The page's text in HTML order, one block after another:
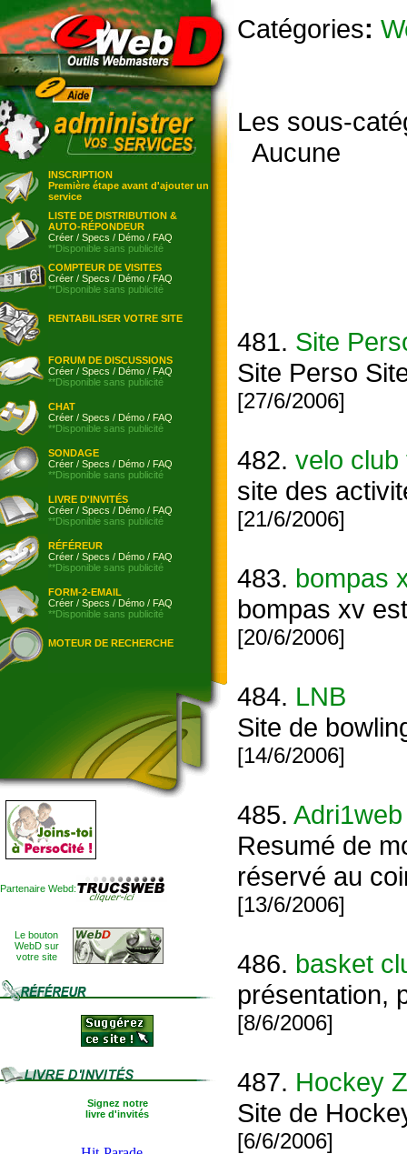
INSCRIPTION
Première étape avant d'ajouter un
service
LISTE DE DISTRIBUTION &
AUTO-RÉPONDEUR
Créer / Specs / Démo / FAQ
**Disponible sans publicité
COMPTEUR DE VISITES
Créer / Specs / Démo / FAQ
**Disponible sans publicité
RENTABILISER VOTRE SITE
FORUM DE DISCUSSIONS
Créer / Specs / Démo / FAQ
**Disponible sans publicité
CHAT
Créer / Specs / Démo / FAQ
**Disponible sans publicité
SONDAGE
Créer / Specs / Démo / FAQ
**Disponible sans publicité
LIVRE D'INVITÉS
Créer / Specs / Démo / FAQ
**Disponible sans publicité
RÉFÉREUR
Créer / Specs / Démo / FAQ
**Disponible sans publicité
FORM-2-EMAIL
Créer / Specs / Démo / FAQ
**Disponible sans publicité
MOTEUR DE RECHERCHE
Partenaire Webd:
Le bouton
WebD sur
votre site
Signez notre
livre d'invités
Catégories:
Les sous-
Aucune
481. Site
Site Perso
[27/6/2006]
482. velo club
site des
[21/6/2006]
483. bompas
bompas xv
[20/6/2006]
484. LNB
Site de
[14/6/2006]
485. Adri1web
Resumé de
réservé au
[13/6/2006]
486. basket
présentation,
[8/6/2006]
487. Hockey
Site de
[6/6/2006]